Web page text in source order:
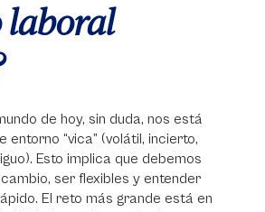
laboral
de hoy, sin duda, nos está
entorno “vica” (volátil, incierto,
Esto implica que debemos
ser flexibles y entender
El reto más grande está en